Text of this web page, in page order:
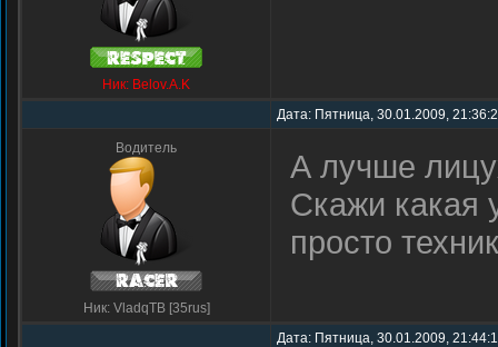
Ник: Belov.A.K
Дата: Пятница, 30.01.2009,
Водитель
Ник: VladqTB [35rus]
А лучше
Скажи какая
просто
Дата: Пятница, 30.01.2009,